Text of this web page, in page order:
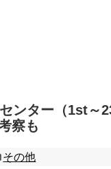
ンター（1st～
察も
その他